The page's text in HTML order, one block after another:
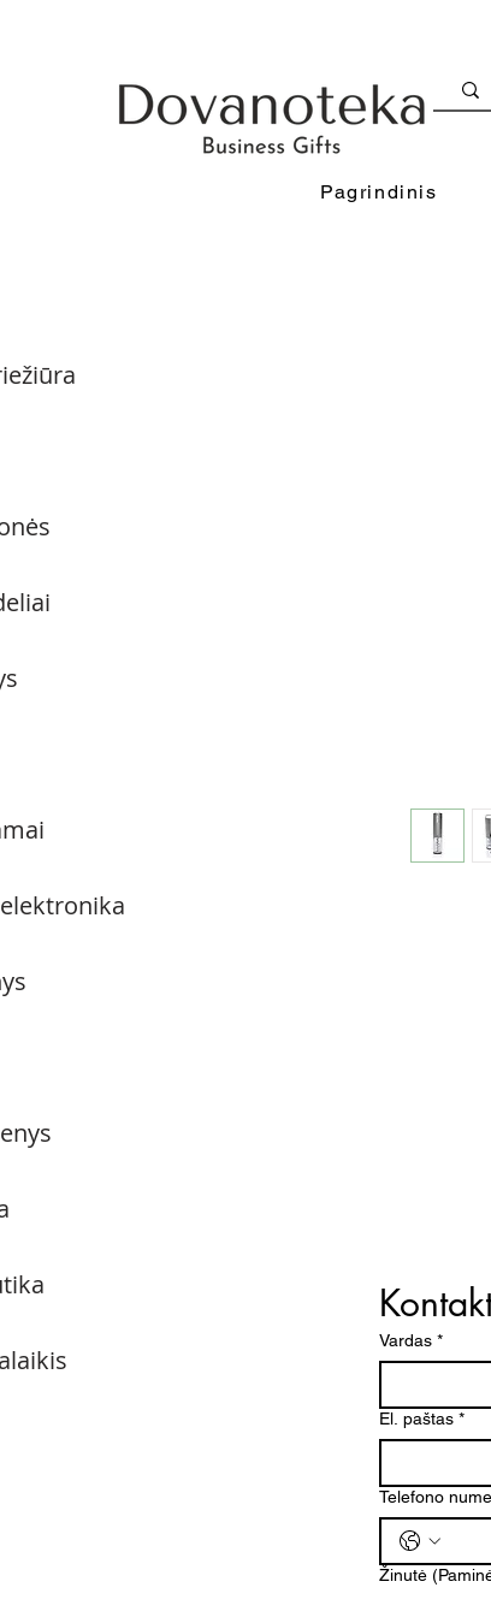
Pagrindinis
Vardas *
El. paštas *
Telefono
Žinutė